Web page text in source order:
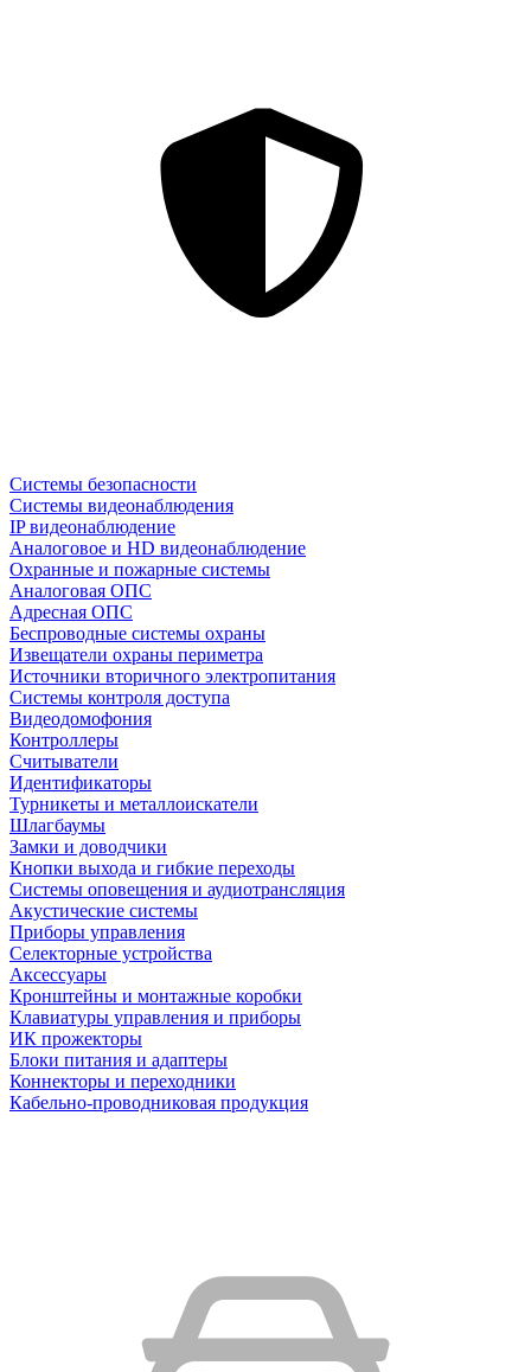
Системы безопасности
Системы видеонаблюдения
IP видеонаблюдение
Аналоговое и HD видеонаблюдение
Охранные и пожарные системы
Аналоговая ОПС
Адресная ОПС
Беспроводные системы охраны
Извещатели охраны периметра
Источники вторичного электропитания
Системы контроля доступа
Видеодомофония
Контроллеры
Считыватели
Идентификаторы
Турникеты и металлоискатели
Шлагбаумы
Замки и доводчики
Кнопки выхода и гибкие переходы
Системы оповещения и аудиотрансляция
Акустические системы
Приборы управления
Селекторные устройства
Аксессуары
Кронштейны и монтажные коробки
Клавиатуры управления и приборы
ИК прожекторы
Блоки питания и адаптеры
Коннекторы и переходники
Кабельно-проводниковая продукция